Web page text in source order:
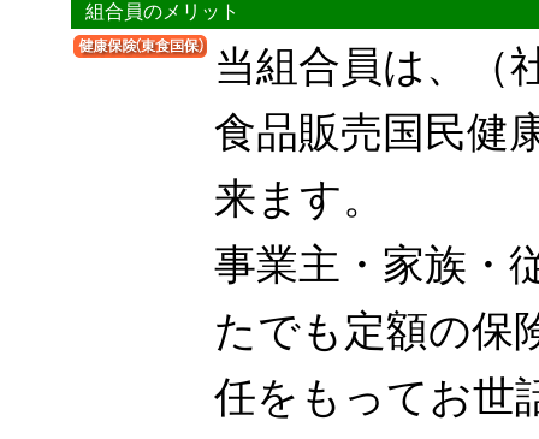
組合員のメリット
当組合員は、（
食品販売国民健
来ます。
事業主・家族・
たでも定額の保
任をもってお世